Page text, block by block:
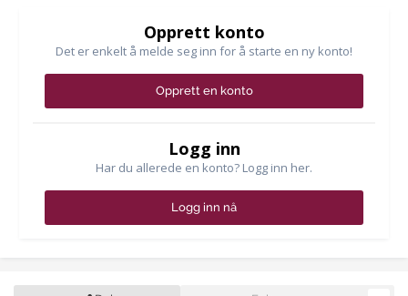
Opprett konto
Det er enkelt å melde seg inn for å starte en ny konto!
Opprett en konto
Logg inn
Har du allerede en konto? Logg inn her.
Logg inn nå